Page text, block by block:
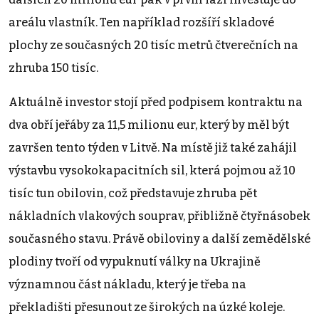
areálu vlastník. Ten například rozšíří skladové
plochy ze současných 20 tisíc metrů čtverečních na
zhruba 150 tisíc.
Aktuálně investor stojí před podpisem kontraktu na
dva obří jeřáby za 11,5 milionu eur, který by měl být
završen tento týden v Litvě. Na místě již také zahájil
výstavbu vysokokapacitních sil, která pojmou až 10
tisíc tun obilovin, což představuje zhruba pět
nákladních vlakových souprav, přibližně čtyřnásobek
současného stavu. Právě obiloviny a další zemědělské
plodiny tvoří od vypuknutí války na Ukrajině
významnou část nákladu, který je třeba na
překladišti přesunout ze širokých na úzké koleje.